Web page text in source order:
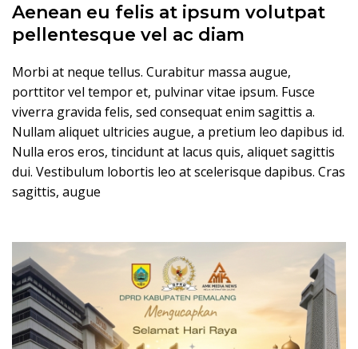
Aenean eu felis at ipsum volutpat
pellentesque vel ac diam
Morbi at neque tellus. Curabitur massa augue,
porttitor vel tempor et, pulvinar vitae ipsum. Fusce
viverra gravida felis, sed consequat enim sagittis a.
Nullam aliquet ultricies augue, a pretium leo dapibus id.
Nulla eros eros, tincidunt at lacus quis, aliquet sagittis
dui. Vestibulum lobortis leo at scelerisque dapibus. Cras
sagittis, augue